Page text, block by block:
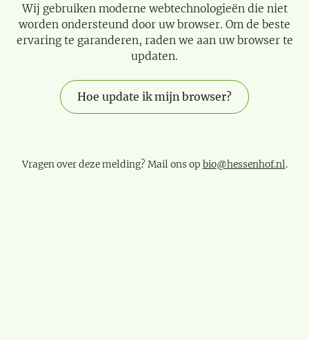
Wij gebruiken moderne webtechnologieën die niet
worden ondersteund door uw browser. Om de beste
ervaring te garanderen, raden we aan uw browser te
updaten.
Hoe update ik mijn browser?
Vragen over deze melding? Mail ons op bio@hessenhof.nl.